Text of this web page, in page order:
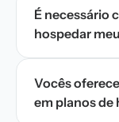
É necessário
hospedar
Vocês
em planos de